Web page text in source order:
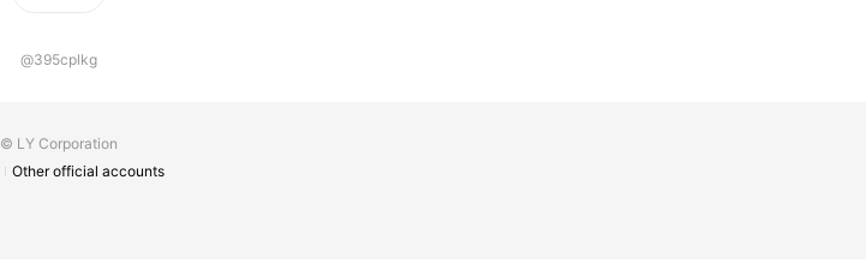
@395cplkg
© LY Corporation
Other official accounts